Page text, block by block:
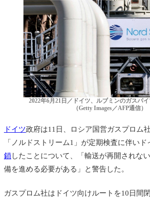
2022年6月21日／ドイツ、ルブミンのガスパ
（Getty Images／AFP通信）
ドイツ政府は11日、ロシア国営ガスプロム
「ノルドストリーム1」が定期検査に伴い
鎖 したことについて、「輸送が再開されな
備を進める必要がある」と警告した。
ガスプロム社はドイツ向けルートを10日間